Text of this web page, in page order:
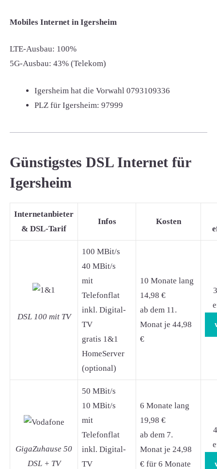
Mobiles Internet in Igersheim
LTE-Ausbau: 100%
5G-Ausbau: 43% (Telekom)
Igersheim hat die Vorwahl 0793109336
PLZ für Igersheim: 97999
Günstigstes DSL Internet für
Igersheim
Internetanbieter
& DSL-Tarif
Infos Kosten
DSL 100 mit TV
100 MBit/s
40 MBit/s
mit
Telefonflat
inkl. Digital-
TV
gratis 1&1
HomeServer
(optional)
10 Monate lang
14,98 €
ab dem 11.
Monat je 44,98
€
GigaZuhause 50
DSL + TV
50 MBit/s
10 MBit/s
mit
Telefonflat
inkl. Digital-
TV
6 Monate lang
19,98 €
ab dem 7.
Monat je 24,98
€ für 6 Monate